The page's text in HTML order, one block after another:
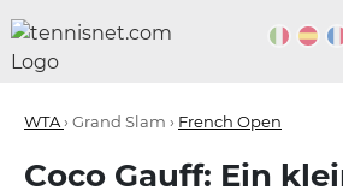
WTA› Grand Slam › French Open
Coco Gauff: Ein